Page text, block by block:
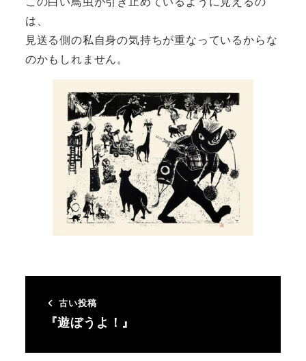
は、
見送る側の私自身の気持ちが重なっているからな
のかもしれません。
古い投稿
『遊ぼうよ！』